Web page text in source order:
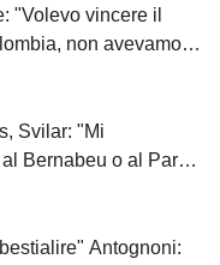
"Volevo vincere il
non avevamo
Svilar: "Mi
Bernabeu o al Parco
Antognoni: